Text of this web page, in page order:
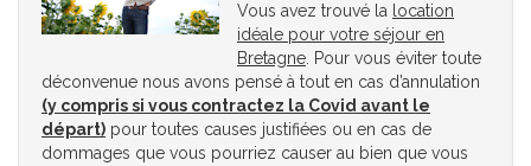
Vous avez trouvé la
location
idéale pour votre séjour en
Bretagne . Pour vous éviter toute
déconvenue nous avons pensé à tout en cas d’annulation
(y compris si vous contractez la Covid avant le
départ) pour toutes causes justifiées ou en cas de
dommages que vous pourriez causer au bien que vous